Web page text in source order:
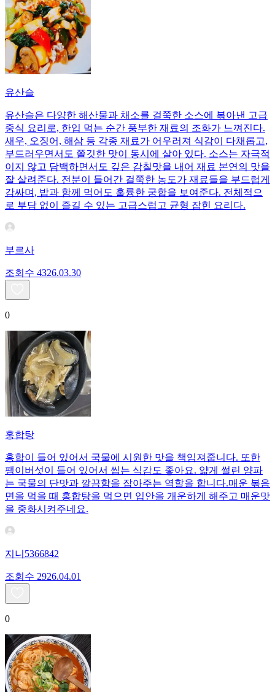
유산슬
유산슬은 다양한 해산물과 채소를 걸쭉한 소스에 볶아낸 고급
중식 요리로, 한입 먹는 순간 풍부한 재료의 조화가 느껴진다.
새우, 오징어, 해삼 등 각종 재료가 어우러져 식감이 다채롭고,
부드러우면서도 쫄깃한 맛이 동시에 살아 있다. 소스는 자극적
이지 않고 담백하면서도 깊은 감칠맛을 내어 재료 본연의 맛을
잘 살려준다. 전분이 들어간 걸쭉한 농도가 재료들을 부드럽게
감싸며, 밥과 함께 먹어도 훌륭한 궁합을 보여준다. 전체적으
로 부담 없이 즐길 수 있는 고급스럽고 균형 잡힌 요리다.
부르사
조회수 4326.03.30
0
홍합탕
홍합이 들어 있어서 국물에 시원한 맛을 책임져줍니다. 또한
팽이버섯이 들어 있어서 씹는 식감도 좋아요. 얇게 썰린 양파
는 국물의 단맛과 깔끔함을 잡아주는 역할을 합니다.매운 볶음
면을 먹을 때 홍합탕을 먹으면 입안을 개운하게 해주고 매운맛
을 중화시켜주네요.
지니5366842
조회수 2926.04.01
0